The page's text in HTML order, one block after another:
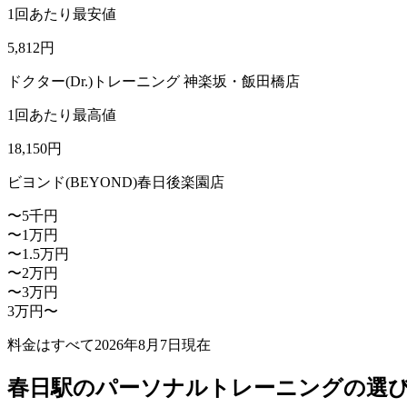
1回あたり最安値
5,812円
ドクター(Dr.)トレーニング 神楽坂・飯田橋店
1回あたり最高値
18,150円
ビヨンド(BEYOND)春日後楽園店
〜5千円
〜1万円
〜1.5万円
〜2万円
〜3万円
3万円〜
料金はすべて2026年8月7日 現在
春日駅のパーソナルトレーニングの選